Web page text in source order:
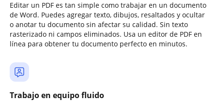
Editar un PDF es tan simple como trabajar en un documento
de Word. Puedes agregar texto, dibujos, resaltados y ocultar
o anotar tu documento sin afectar su calidad. Sin texto
rasterizado ni campos eliminados. Usa un editor de PDF en
línea para obtener tu documento perfecto en minutos.
Trabajo en equipo fluido